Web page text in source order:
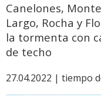
Canelones,
Largo, Rocha y
la tormenta con
de techo
27.04.2022 | tiempo